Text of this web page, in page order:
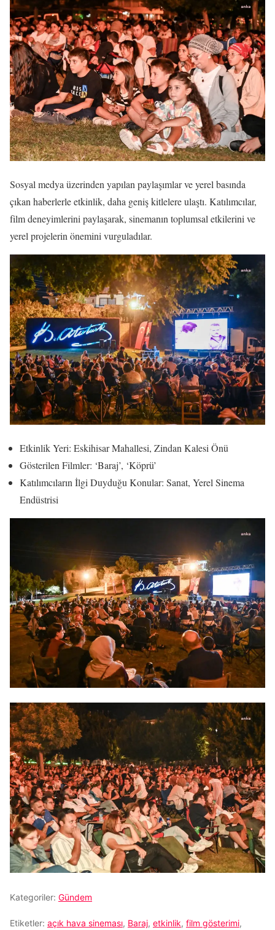
Sosyal medya üzerinden yapılan paylaşımlar ve yerel basında
çıkan haberlerle etkinlik, daha geniş kitlelere ulaştı. Katılımcılar,
film deneyimlerini paylaşarak, sinemanın toplumsal etkilerini ve
yerel projelerin önemini vurguladılar.
Etkinlik Yeri: Eskihisar Mahallesi, Zindan Kalesi Önü
Gösterilen Filmler: ‘Baraj’, ‘Köprü’
Katılımcıların İlgi Duyduğu Konular: Sanat, Yerel Sinema
Endüstrisi
Kategoriler: Gündem
Etiketler: açık hava sineması, Baraj, etkinlik, film gösterimi,